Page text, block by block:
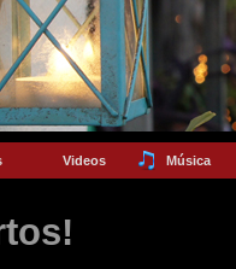
Videos Música